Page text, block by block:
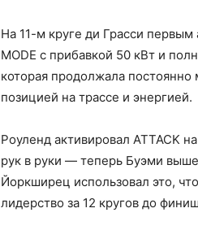
На 11-м круге ди Грасси
MODE с прибавкой 50 кВт и
которая продолжала
позицией на трассе и энергией.
Роуленд активировал ATTACK
рук в руки — теперь Буэми
Йоркширец использовал это,
лидерство за 12 кругов до